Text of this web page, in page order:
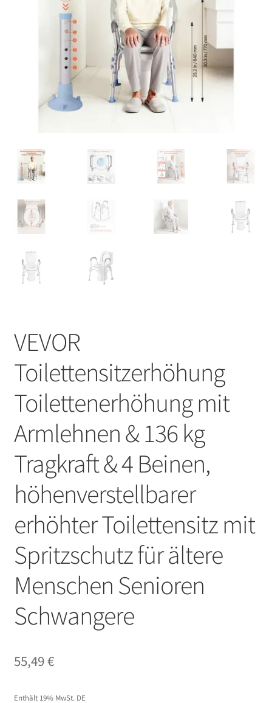
VEVOR
Toilettensitzerhöhung
Toilettenerhöhung mit
Armlehnen & 136 kg
Tragkraft & 4 Beinen,
höhenverstellbarer
erhöhter Toilettensitz mit
Spritzschutz für ältere
Menschen Senioren
Schwangere
55,49€
Enthält 19% MwSt. DE